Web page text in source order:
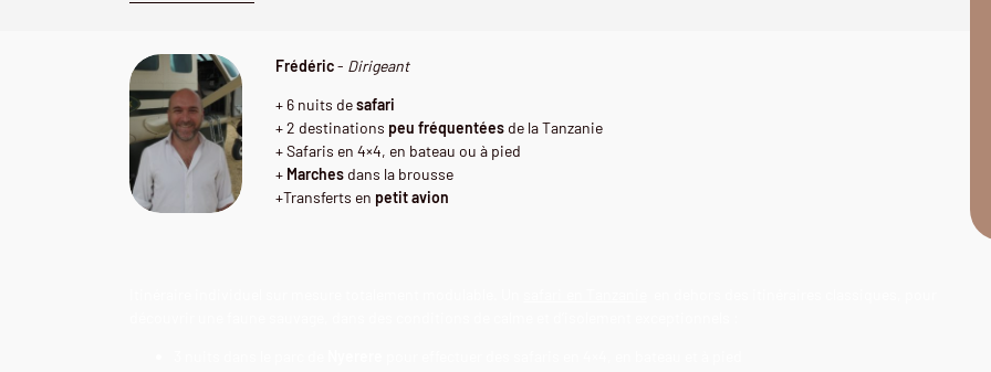
Frédéric- Dirigeant
+ 6 nuits desafari
+ 2 destinations peu fréquentées de la Tanzanie
+ Safaris en 4×4, en bateau ou à pied
+ Marches dans la brousse
+Transferts en petit avion